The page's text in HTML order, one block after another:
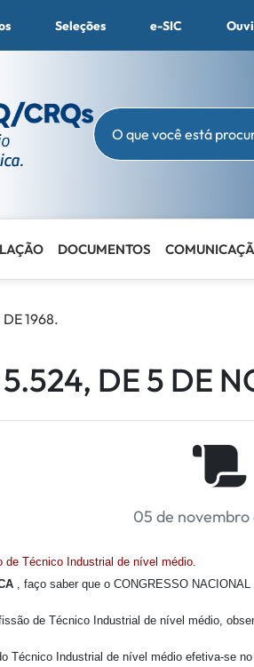
Seleções e-SIC
O que você está
DOCUMENTOS
1968.
5.524, DE 5 DE
05 de novembro
Técnico Industrial de nível médio.
, faço saber que o CONGRESSO
de Técnico Industrial de nível médio,
Técnico Industrial de nível médio efetiva-se